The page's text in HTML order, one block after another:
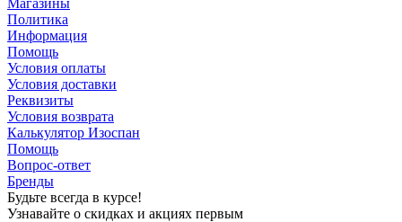
Политика
Информация
Помощь
Условия оплаты
Условия доставки
Реквизиты
Условия возврата
Калькулятор Изоспан
Помощь
Вопрос-ответ
Бренды
Будьте всегда в курсе!
Узнавайте о скидках и акциях первым